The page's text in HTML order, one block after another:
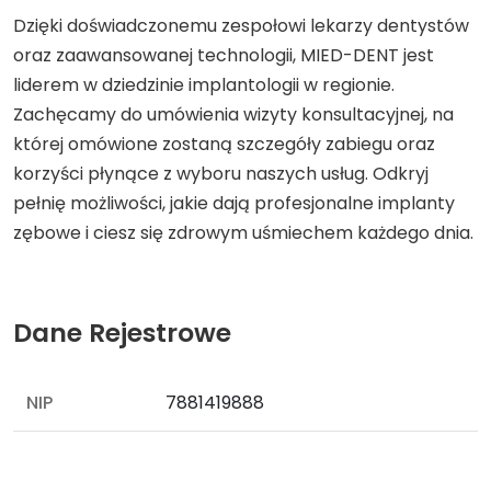
Dzięki doświadczonemu zespołowi lekarzy dentystów
oraz zaawansowanej technologii, MIED-DENT jest
liderem w dziedzinie implantologii w regionie.
Zachęcamy do umówienia wizyty konsultacyjnej, na
której omówione zostaną szczegóły zabiegu oraz
korzyści płynące z wyboru naszych usług. Odkryj
pełnię możliwości, jakie dają profesjonalne implanty
zębowe i ciesz się zdrowym uśmiechem każdego dnia.
Dane Rejestrowe
NIP 7881419888